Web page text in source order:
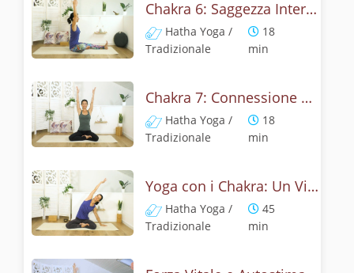
Chakra 6: Saggezza Interiore dal Terzo Occhio
Hatha Yoga /
Tradizionale
18
min
Chakra 7: Connessione profonda con Chakra della Corna
Hatha Yoga /
Tradizionale
18
min
Yoga con i Chakra: Un Viaggio Interiore di Armonia
Hatha Yoga /
Tradizionale
45
min